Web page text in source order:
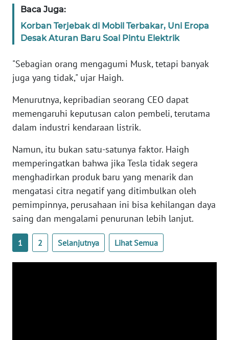
Baca Juga:
Korban Terjebak di Mobil Terbakar, Uni Eropa
Desak Aturan Baru Soal Pintu Elektrik
"Sebagian orang mengagumi Musk, tetapi banyak
juga yang tidak," ujar Haigh.
Menurutnya, kepribadian seorang CEO dapat
memengaruhi keputusan calon pembeli, terutama
dalam industri kendaraan listrik.
Namun, itu bukan satu-satunya faktor. Haigh
memperingatkan bahwa jika Tesla tidak segera
menghadirkan produk baru yang menarik dan
mengatasi citra negatif yang ditimbulkan oleh
pemimpinnya, perusahaan ini bisa kehilangan daya
saing dan mengalami penurunan lebih lanjut.
1 2 Selanjutnya Lihat Semua
WN
WN
WN
WN
BANTEN
NTT
WN
KEPRI
WN
PAPUA